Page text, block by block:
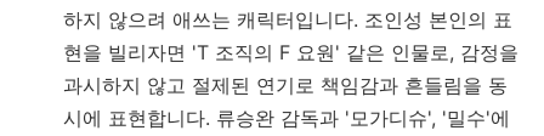
하지 않으려 애쓰는 캐릭터입니다. 조인성 본인의 표
현을 빌리자면 'T 조직의 F 요원' 같은 인물로, 감정을
과시하지 않고 절제된 연기로 책임감과 흔들림을 동
시에 표현합니다. 류승완 감독과 '모가디슈', '밀수'에